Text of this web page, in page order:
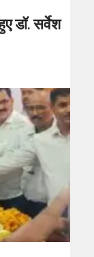
डॉ. सर्वेश